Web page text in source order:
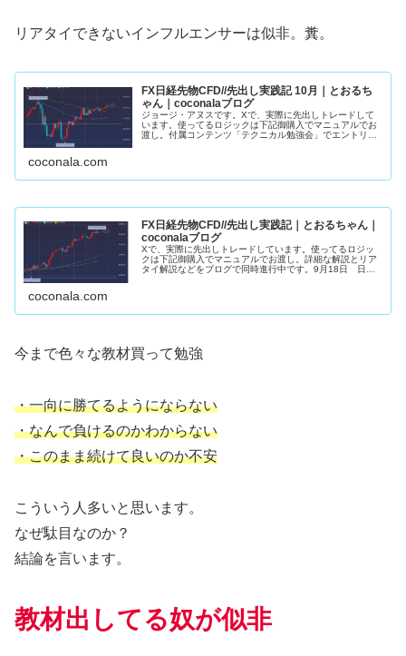
リアタイできないインフルエンサーは似非。糞。
FX日経先物CFD//先出し実践記 10月｜とおるち
ゃん｜coconalaブログ
ジョージ・アヌスです。Xで、実際に先出しトレードして
います。使ってるロジックは下記御購入でマニュアルでお
渡し。付属コンテンツ「テクニカル勉強会」でエントリー
coconala.com
FX日経先物CFD//先出し実践記｜とおるちゃん｜
coconalaブログ
Xで、実際に先出しトレードしています。使ってるロジッ
クは下記御購入でマニュアルでお渡し。詳細な解説とリア
タイ解説などをブログで同時進行中です。9月18日 日経
coconala.com
今まで色々な教材買って勉強
・一向に勝てるようにならない
・なんで負けるのかわからない
・このまま続けて良いのか不安
こういう人多いと思います。
なぜ駄目なのか？
結論を言います。
教材出してる奴が似非